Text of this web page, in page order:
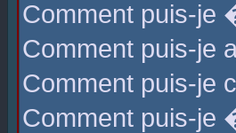
Comment puis-je
Comment puis-je
Comment puis-je
Comment puis-je